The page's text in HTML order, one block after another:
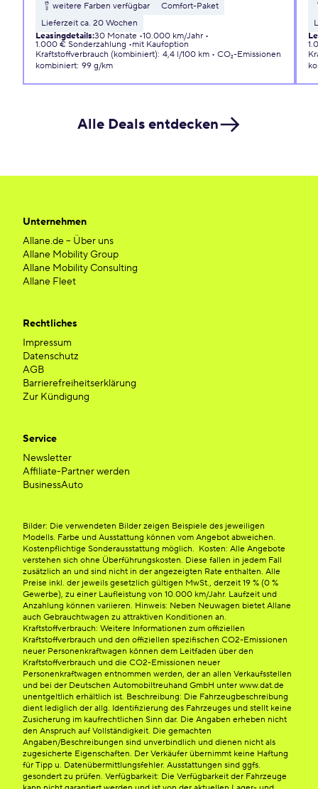
weitere Farben verfügbar
Comfort-Paket
Lieferzeit ca. 20 Wochen
Leasingdetails:30 Monate 10.000 km/Jahr
1.000 € Sonderzahlung
mit Kaufoption
Kraftstoffverbrauch (kombiniert): 4,4 l/100 km
CO₂-Emissionen
kombiniert: 99 g/km
Alle Deals entdecken
Unternehmen
Allane.de – Über uns
Allane Mobility Group
Allane Mobility Consulting
Allane Fleet
Rechtliches
Impressum
Datenschutz
AGB
Barrierefreiheitserklärung
Zur Kündigung
Service
Newsletter
Affiliate-Partner werden
BusinessAuto
Bilder: Die verwendeten Bilder zeigen Beispiele des jeweiligen
Modells. Farbe und Ausstattung können vom Angebot abweichen.
Kostenpflichtige Sonderausstattung möglich. Kosten: Alle Angebote
verstehen sich ohne Überführungskosten. Diese fallen in jedem Fall
zusätzlich an und sind nicht in der angezeigten Rate enthalten. Alle
Preise inkl. der jeweils gesetzlich gültigen MwSt., derzeit 19 % (0 %
Gewerbe), zu einer Laufleistung von 10.000 km/Jahr. Laufzeit und
Anzahlung können variieren. Hinweis: Neben Neuwagen bietet Allane
auch Gebrauchtwagen zu attraktiven Konditionen an.
Kraftstoffverbrauch: Weitere Informationen zum offiziellen
Kraftstoffverbrauch und den offiziellen spezifischen CO2-Emissionen
neuer Personenkraftwagen können dem Leitfaden über den
Kraftstoffverbrauch und die CO2-Emissionen neuer
Personenkraftwagen entnommen werden, der an allen Verkaufsstellen
und bei der Deutschen Automobiltreuhand GmbH unter www.dat.de
unentgeltlich erhältlich ist. Beschreibung: Die Fahrzeugbeschreibung
dient lediglich der allg. Identifizierung des Fahrzeuges und stellt keine
Zusicherung im kaufrechtlichen Sinn dar. Die Angaben erheben nicht
den Anspruch auf Vollständigkeit. Die gemachten
Angaben/Beschreibungen sind unverbindlich und dienen nicht als
zugesicherte Eigenschaften. Der Verkäufer übernimmt keine Haftung
für Tipp u. Datenübermittlungsfehler. Ausstattungen sind ggfs.
gesondert zu prüfen. Verfügbarkeit: Die Verfügbarkeit der Fahrzeuge